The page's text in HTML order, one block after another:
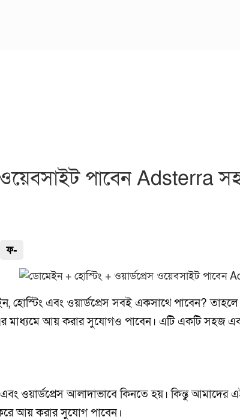
পাবেন Adsterra
ফ-
হোস্টিং এবং ওয়ার্ডপ্রেস সবই একসাথে পাবেন?
মাধ্যমে আয় করার সুযোগও পাবেন। এটি একটি সহজ
ওয়ার্ডপ্রেস আলাদাভাবে কিনতে হয়। কিন্তু
আয় করার সুযোগ পাবেন।